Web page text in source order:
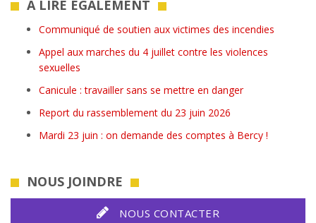
A LIRE ÉGALEMENT
Communiqué de soutien aux victimes des incendies
Appel aux marches du 4 juillet contre les violences
sexuelles
Canicule : travailler sans se mettre en danger
Report du rassemblement du 23 juin 2026
Mardi 23 juin : on demande des comptes à Bercy !
NOUS JOINDRE
NOUS CONTACTER